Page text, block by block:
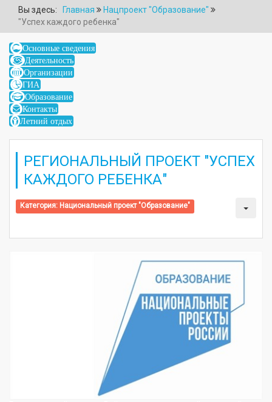
Вы здесь: Главная
Нацпроект "Образование"
"Успех каждого ребенка"
Основные сведения
Деятельность
Организации
ГИА
Образование
Контакты
Летний отдых
РЕГИОНАЛЬНЫЙ ПРОЕКТ "УСПЕХ
КАЖДОГО РЕБЕНКА"
Категория: Национальный проект "Образование"